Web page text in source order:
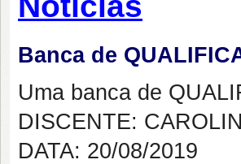
Banca de
Uma banca de
DISCENTE:
DATA: 20/08/2019